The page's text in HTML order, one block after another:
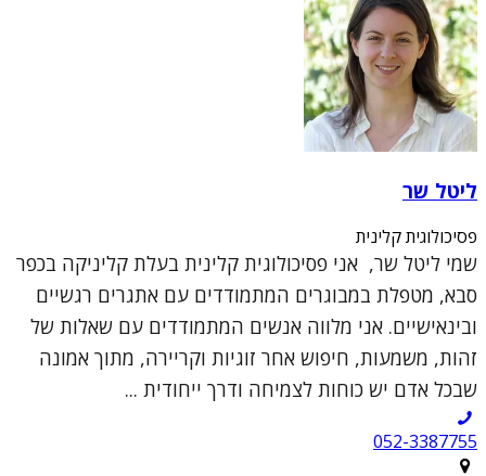
ליטל שר
פסיכולוגית קלינית
שמי ליטל שר, אני פסיכולוגית קלינית בעלת קליניקה בכפר
סבא, מטפלת במבוגרים המתמודדים עם אתגרים רגשיים
ובינאישיים. אני מלווה אנשים המתמודדים עם שאלות של
זהות, משמעות, חיפוש אחר זוגיות וקריירה, מתוך אמונה
שבכל אדם יש כוחות לצמיחה ודרך ייחודית ...
052-3387755